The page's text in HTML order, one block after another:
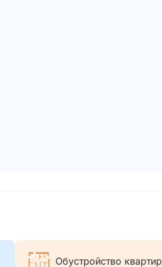
Обустройство квартир